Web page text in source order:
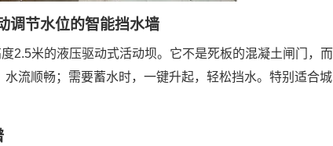
调节水位的智能挡水墙
2.5米的液压驱动式活动坝。它不是死板的混凝土闸门，而
流顺畅；需要蓄水时，一键升起，轻松挡水。特别适合城